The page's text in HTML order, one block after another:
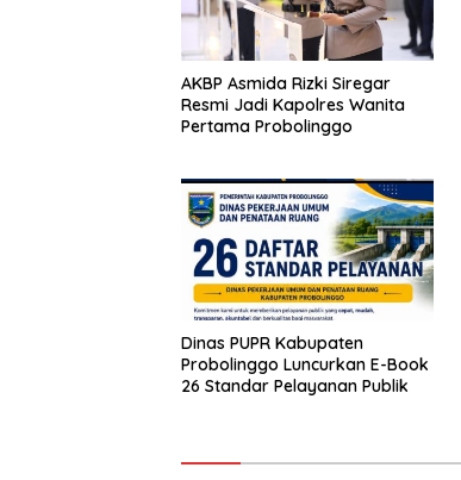
AKBP Asmida Rizki Siregar
Resmi Jadi Kapolres Wanita
Pertama Probolinggo
Dinas PUPR Kabupaten
Probolinggo Luncurkan E-Book
26 Standar Pelayanan Publik